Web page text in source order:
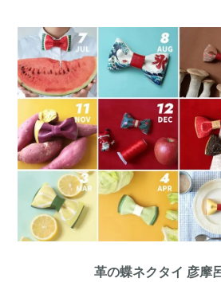
革の蝶ネクタイ 彦摩